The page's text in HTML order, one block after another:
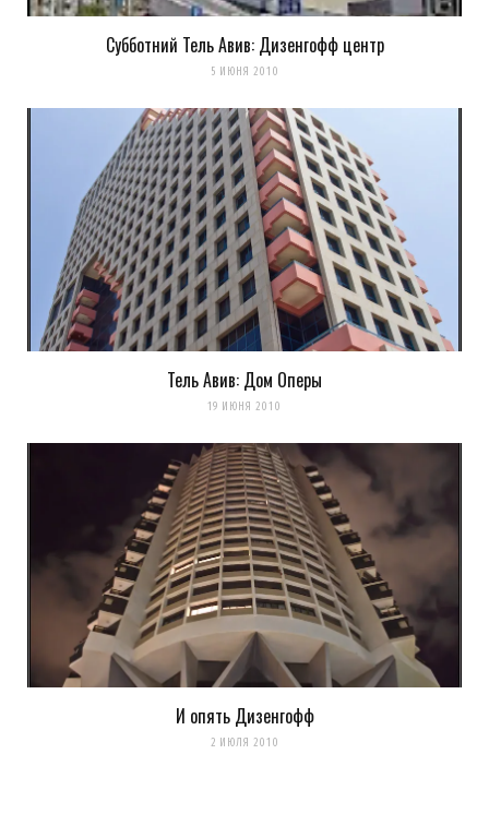
Субботний Тель Авив: Дизенгофф центр
5 ИЮНЯ 2010
Тель Авив: Дом Оперы
19 ИЮНЯ 2010
И опять Дизенгофф
2 ИЮЛЯ 2010